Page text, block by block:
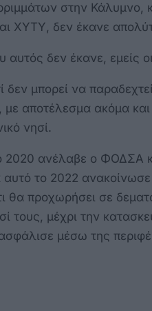
στην Κάλυμνο,
ΧΥΤΥ, δεν έκανε
αυτός δεν έκανε, εμείς
δεν μπορεί να
αποτέλεσμα ακόμα και
νησί.
2020 ανέλαβε ο ΦΟΔΣΑ
το 2022
θα προχωρήσει σε
τους, μέχρι την
μέσω της